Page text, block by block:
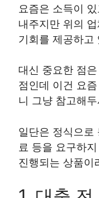
요즘은 소득이
내주지만 위의
기회를 제공하고
대신 중요한 점
점인데 이건 요
니 그냥 참고해
일단은 정식으로
료 등을 요구하
진행되는 상품이